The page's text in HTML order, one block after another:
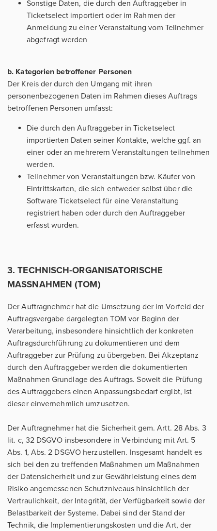
Sonstige Daten, die durch den Auftraggeber in
Ticketselect importiert oder im Rahmen der
Anmeldung zu einer Veranstaltung vom Teilnehmer
abgefragt werden
b. Kategorien betroffener Personen
Der Kreis der durch den Umgang mit ihren
personenbezogenen Daten im Rahmen dieses Auftrags
betroffenen Personen umfasst:
Die durch den Auftraggeber in Ticketselect
importierten Daten seiner Kontakte, welche ggf. an
einer oder an mehrerern Veranstaltungen teilnehmen
werden.
Teilnehmer von Veranstaltungen bzw. Käufer von
Eintrittskarten, die sich entweder selbst über die
Software Ticketselect für eine Veranstaltung
registriert haben oder durch den Auftraggeber
erfasst wurden.
3. TECHNISCH-ORGANISATORISCHE
MASSNAHMEN (TOM)
Der Auftragnehmer hat die Umsetzung der im Vorfeld der
Auftragsvergabe dargelegten TOM vor Beginn der
Verarbeitung, insbesondere hinsichtlich der konkreten
Auftragsdurchführung zu dokumentieren und dem
Auftraggeber zur Prüfung zu übergeben. Bei Akzeptanz
durch den Auftraggeber werden die dokumentierten
Maßnahmen Grundlage des Auftrags. Soweit die Prüfung
des Auftraggebers einen Anpassungsbedarf ergibt, ist
dieser einvernehmlich umzusetzen.
Der Auftragnehmer hat die Sicherheit gem. Artt. 28 Abs. 3
lit. c, 32 DSGVO insbesondere in Verbindung mit Art. 5
Abs. 1, Abs. 2 DSGVO herzustellen. Insgesamt handelt es
sich bei den zu treffenden Maßnahmen um Maßnahmen
der Datensicherheit und zur Gewährleistung eines dem
Risiko angemessenen Schutzniveaus hinsichtlich der
Vertraulichkeit, der Integrität, der Verfügbarkeit sowie der
Belastbarkeit der Systeme. Dabei sind der Stand der
Technik, die Implementierungskosten und die Art, der